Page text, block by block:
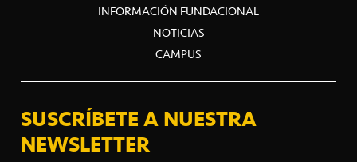
INFORMACIÓN FUNDACIONAL
NOTICIAS
CAMPUS
SUSCRÍBETE A NUESTRA
NEWSLETTER